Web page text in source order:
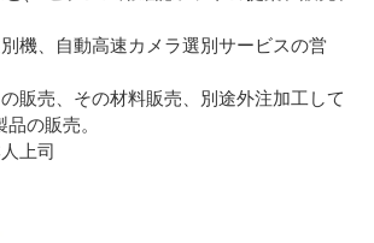
機、自動高速カメラ選別サービスの営
販売、その材料販売、別途外注加工して
の販売。
上司